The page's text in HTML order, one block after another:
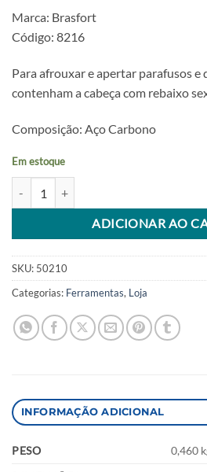
Marca: Brasfort
Código: 8216
Para afrouxar e apertar parafusos e
contenham a cabeça com rebaixo
Composição: Aço Carbono
Em estoque
ADICIONAR AO
SKU: 50210
Categorias: Ferramentas, Loja
INFORMAÇÃO ADICIONAL
PESO
0,460